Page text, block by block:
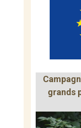
grands